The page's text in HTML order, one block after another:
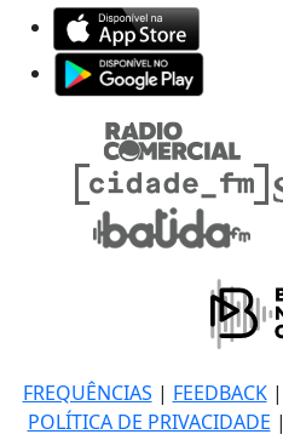
FREQUÊNCIAS | FEEDBACK|
POLÍTICA DE PRIVACIDADE |